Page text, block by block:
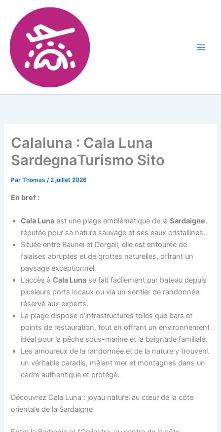
Calaluna : Cala Luna
SardegnaTurismo Sito
ParThomas/2 juillet 2026
En bref :
Cala Luna est une plage emblématique de laSardaigne,
réputée pour sa nature sauvage et ses eaux cristallines.
Située entre Baunei et Dorgali, elle est entourée de
falaises abruptes et de grottes naturelles, offrant un
paysage exceptionnel.
L’accès àCala Luna se fait facilement par bateau depuis
plusieurs ports locaux ou via un sentier de randonnée
réservé aux experts.
La plage dispose d’infrastructures telles que bars et
points de restauration, tout en offrant un environnement
idéal pour la pêche sous-marine et la baignade familiale.
Les amoureux de la randonnée et de la nature y trouvent
un véritable paradis, mêlant mer et montagnes dans un
cadre authentique et protégé.
Découvrez Cala Luna : joyau naturel au cœur de la côte
orientale de la Sardaigne